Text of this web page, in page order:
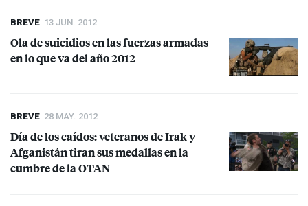
BREVE 13 JUN. 2012
Ola de suicidios en las fuerzas armadas
en lo que va del año 2012
BREVE 28 MAY. 2012
Día de los caídos: veteranos de Irak y
Afganistán tiran sus medallas en la
cumbre de laOTAN